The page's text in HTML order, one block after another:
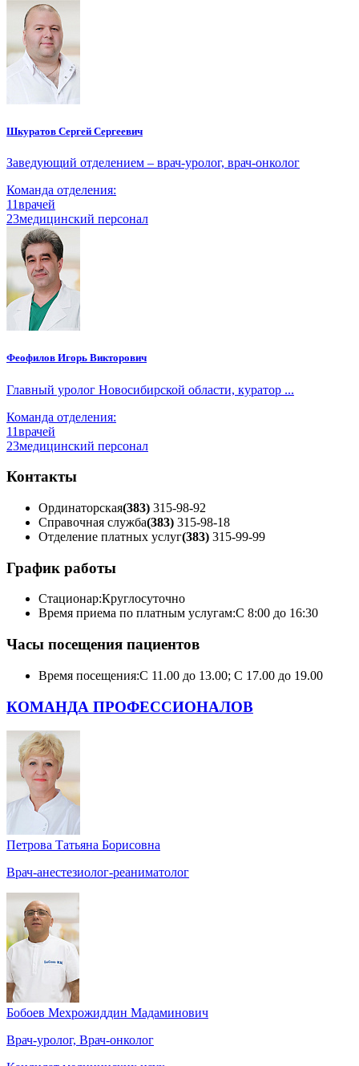
Шкуратов Сергей Сергеевич
Заведующий отделением – врач-уролог, врач-онколог
Команда отделения:
11врачей
23медицинский персонал
Феофилов Игорь Викторович
Главный уролог Новосибирской области, куратор ...
Команда отделения:
11врачей
23медицинский персонал
Контакты
Ординаторская(383) 315-98-92
Справочная служба(383) 315-98-18
Отделение платных услуг(383) 315-99-99
График работы
Стационар:Круглосуточно
Время приема по платным услугам:С 8:00 до 16:30
Часы посещения пациентов
Время посещения:С 11.00 до 13.00; С 17.00 до 19.00
КОМАНДА ПРОФЕССИОНАЛОВ
Петрова Татьяна Борисовна
Врач-анестезиолог-реаниматолог
Бобоев Мехрожиддин Мадаминович
Врач-уролог, Врач-онколог